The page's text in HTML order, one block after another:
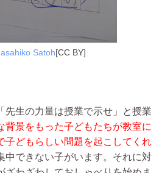
Satoh[CC BY]
先生の力量は授業で示せ」と授業
背景をもった子どもたちが教室に
子どもらしい問題を起こしてくれ
中できない子がいます。それに対